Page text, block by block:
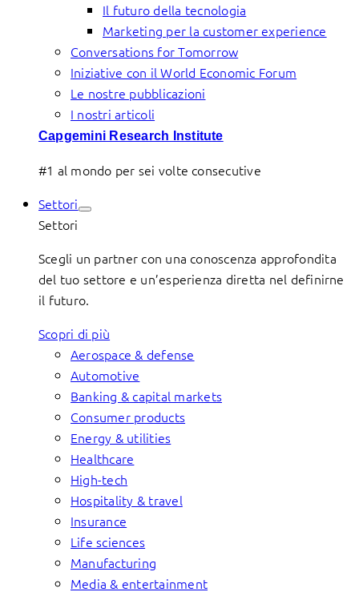
Il futuro della tecnologia
Marketing per la customer experience
Conversations for Tomorrow
Iniziative con il World Economic Forum
Le nostre pubblicazioni
I nostri articoli
Capgemini Research Institute
#1 al mondo per sei volte consecutive
Settori
Settori
Scegli un partner con una conoscenza approfondita
del tuo settore e un’esperienza diretta nel definirne
il futuro.
Scopri di più
Aerospace & defense
Automotive
Banking & capital markets
Consumer products
Energy & utilities
Healthcare
High-tech
Hospitality & travel
Insurance
Life sciences
Manufacturing
Media & entertainment